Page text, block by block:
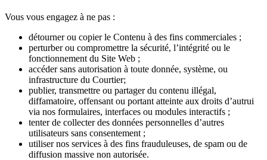
Vous vous engagez à ne pas :
détourner ou copier le Contenu à des fins commerciales ;
perturber ou compromettre la sécurité, l’intégrité ou le
fonctionnement du Site Web ;
accéder sans autorisation à toute donnée, système, ou
infrastructure du Courtier;
publier, transmettre ou partager du contenu illégal,
diffamatoire, offensant ou portant atteinte aux droits d’autrui
via nos formulaires, interfaces ou modules interactifs ;
tenter de collecter des données personnelles d’autres
utilisateurs sans consentement ;
utiliser nos services à des fins frauduleuses, de spam ou de
diffusion massive non autorisée.